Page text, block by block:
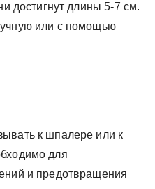
достигнут длины 5-7 см.
или с помощью
к шпалере или к
для
и предотвращения